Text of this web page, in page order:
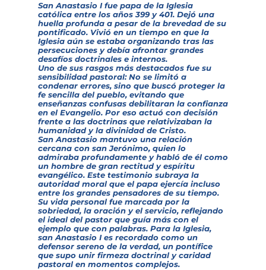
San Anastasio I fue papa de la Iglesia
católica entre los años 399 y 401. Dejó una
huella profunda a pesar de la brevedad de su
pontificado. Vivió en un tiempo en que la
Iglesia aún se estaba organizando tras las
persecuciones y debía afrontar grandes
desafíos doctrinales e internos.
Uno de sus rasgos más destacados fue su
sensibilidad pastoral: No se limitó a
condenar errores, sino que buscó proteger la
fe sencilla del pueblo, evitando que
enseñanzas confusas debilitaran la confianza
en el Evangelio. Por eso actuó con decisión
frente a las doctrinas que relativizaban la
humanidad y la divinidad de Cristo.
San Anastasio mantuvo una relación
cercana con san Jerónimo, quien lo
admiraba profundamente y habló de él como
un hombre de gran rectitud y espíritu
evangélico. Este testimonio subraya la
autoridad moral que el papa ejercía incluso
entre los grandes pensadores de su tiempo.
Su vida personal fue marcada por la
sobriedad, la oración y el servicio, reflejando
el ideal del pastor que guía más con el
ejemplo que con palabras. Para la Iglesia,
san Anastasio I es recordado como un
defensor sereno de la verdad, un pontífice
que supo unir firmeza doctrinal y caridad
pastoral en momentos complejos.